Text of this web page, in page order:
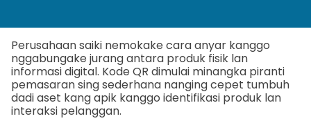
Perusahaan saiki nemokake cara anyar kanggo
nggabungake jurang antara produk fisik lan
informasi digital. Kode QR dimulai minangka piranti
pemasaran sing sederhana nanging cepet tumbuh
dadi aset kang apik kanggo identifikasi produk lan
interaksi pelanggan.